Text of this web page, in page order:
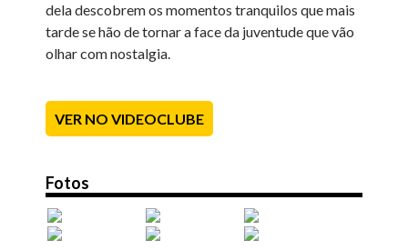
dela descobrem os momentos tranquilos que mais
tarde se hão de tornar a face da juventude que vão
olhar com nostalgia.
VER NO VIDEOCLUBE
Fotos